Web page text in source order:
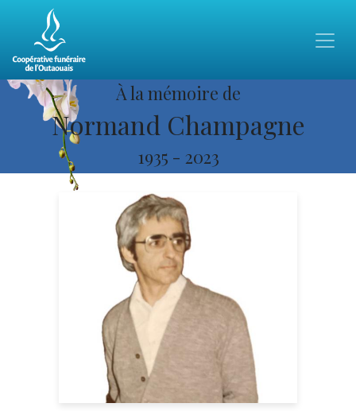
À la mémoire de
Normand Champagne
1935 - 2023